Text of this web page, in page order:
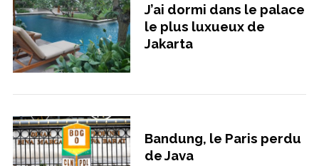
J’ai dormi dans le palace
le plus luxueux de
Jakarta
Bandung, le Paris perdu
de Java